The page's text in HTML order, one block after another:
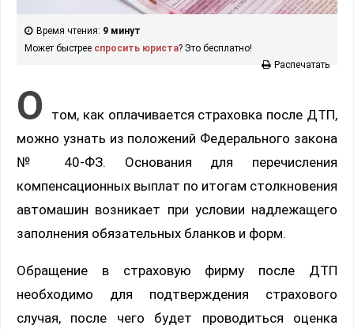
Время чтения: 9 минут
Может быстрее спросить юриста? Это бесплатно!
Распечатать
О
том, как оплачивается страховка после ДТП,
можно узнать из положений Федерального закона
№ 40-ФЗ. Основания для перечисления
компенсационных выплат по итогам столкновения
автомашин возникает при условии надлежащего
заполнения обязательных бланков и форм.
Обращение в страховую фирму после ДТП
необходимо для подтверждения страхового
случая, после чего будет проводиться оценка